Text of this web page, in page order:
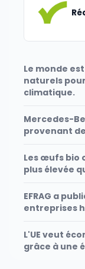
Le monde
naturels
climatique.
Mercedes-
provenant
Les œufs bio
plus élevée
EFRAG a
entreprises
L'UE veut
grâce à une